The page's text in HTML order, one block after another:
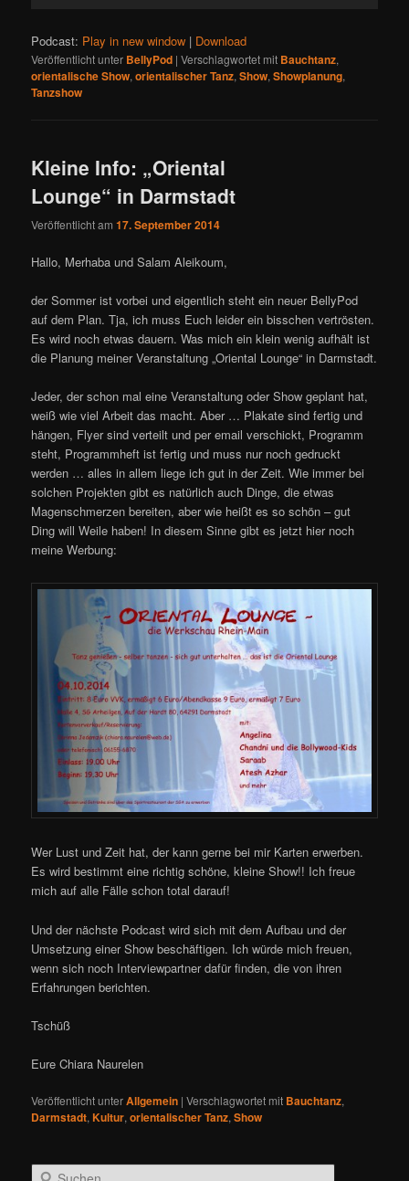
Podcast: Play in new window | Download
Veröffentlicht unter BellyPod |Verschlagwortet mit Bauchtanz,
orientalische Show,orientalischer Tanz,Show,Showplanung,
Tanzshow
Kleine Info: „Oriental
Lounge“ in Darmstadt
Veröffentlicht am17. September 2014
Hallo, Merhaba und Salam Aleikoum,
der Sommer ist vorbei und eigentlich steht ein neuer BellyPod
auf dem Plan. Tja, ich muss Euch leider ein bisschen vertrösten.
Es wird noch etwas dauern. Was mich ein klein wenig aufhält ist
die Planung meiner Veranstaltung „Oriental Lounge“ in Darmstadt.
Jeder, der schon mal eine Veranstaltung oder Show geplant hat,
weiß wie viel Arbeit das macht. Aber … Plakate sind fertig und
hängen, Flyer sind verteilt und per email verschickt, Programm
steht, Programmheft ist fertig und muss nur noch gedruckt
werden … alles in allem liege ich gut in der Zeit. Wie immer bei
solchen Projekten gibt es natürlich auch Dinge, die etwas
Magenschmerzen bereiten, aber wie heißt es so schön – gut
Ding will Weile haben! In diesem Sinne gibt es jetzt hier noch
meine Werbung:
Wer Lust und Zeit hat, der kann gerne bei mir Karten erwerben.
Es wird bestimmt eine richtig schöne, kleine Show!! Ich freue
mich auf alle Fälle schon total darauf!
Und der nächste Podcast wird sich mit dem Aufbau und der
Umsetzung einer Show beschäftigen. Ich würde mich freuen,
wenn sich noch Interviewpartner dafür finden, die von ihren
Erfahrungen berichten.
Tschüß
Eure Chiara Naurelen
Veröffentlicht unterAllgemein |Verschlagwortet mit Bauchtanz,
Darmstadt,Kultur,orientalischer Tanz,Show